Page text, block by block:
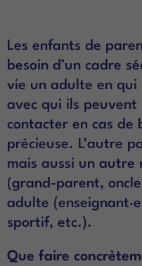
Les enfants de
besoin d’un cadre
vie un adulte en
avec qui ils
contacter en cas de
précieuse. L’autre
mais aussi un
(grand-parent,
adulte
sportif, etc.).
Que faire